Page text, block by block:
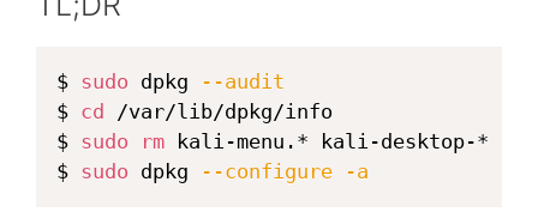
$ sudo dpkg
--audit
$ cd
/var/lib/dpkg/info
$ sudo rm kali-menu.* kali-desktop-*
$ sudo dpkg --configure -a